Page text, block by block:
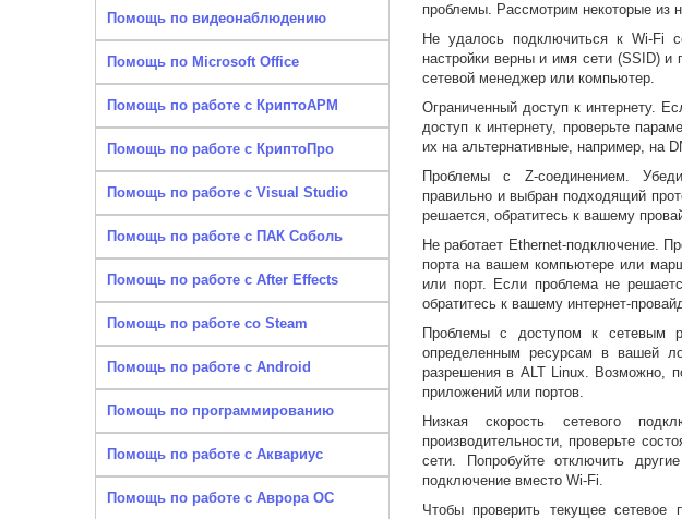
Помощь по видеонаблюдению
Помощь по Microsoft Office
Помощь по работе с КриптоАРМ
Помощь по работе с КриптоПро
Помощь по работе с Visual Studio
Помощь по работе с ПАК Соболь
Помощь по работе с After Effects
Помощь по работе со Steam
Помощь по работе с Android
Помощь по программированию
Помощь по работе с Аквариус
Помощь по работе с Аврора ОС
проблемы. Рассмотрим некоторые из
Не удалось подключиться к Wi-Fi
настройки верны и имя сети (SSID) и
сетевой менеджер или компьютер.
Ограниченный доступ к интернету.
доступ к интернету, проверьте
их на альтернативные, например, на
Проблемы с Z-соединением.
правильно и выбран подходящий
решается, обратитесь к вашему
Не работает Ethernet-подключение.
порта на вашем компьютере или
или порт. Если проблема не
обратитесь к вашему интернет-
Проблемы с доступом к сетевым
определенным ресурсам в вашей
разрешения в ALT Linux. Возможно,
приложений или портов.
Низкая скорость сетевого
производительности, проверьте
сети. Попробуйте отключить
подключение вместо Wi-Fi.
Чтобы проверить текущее